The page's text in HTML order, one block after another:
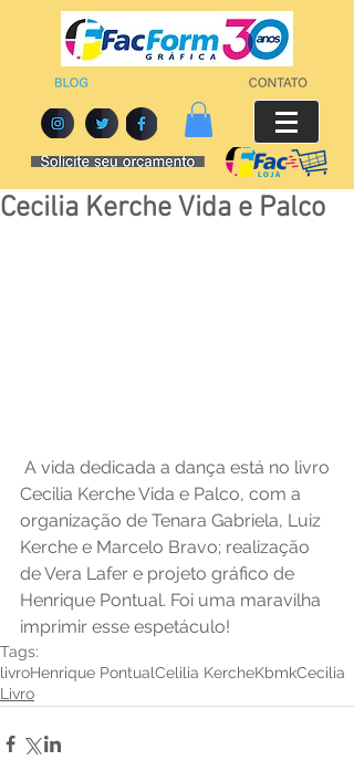
Cecilia Kerche Vida e Palco
Cecilia Kerche Vida e Palco, com a
organização de Tenara Gabriela, Luiz
Kerche e Marcelo Bravo; realização
de Vera Lafer e projeto gráfico de
Henrique Pontual. Foi uma maravilha
imprimir esse espetáculo!
Tags:
livroHenrique PontualCelilia KercheKbmkCecilia
Livro